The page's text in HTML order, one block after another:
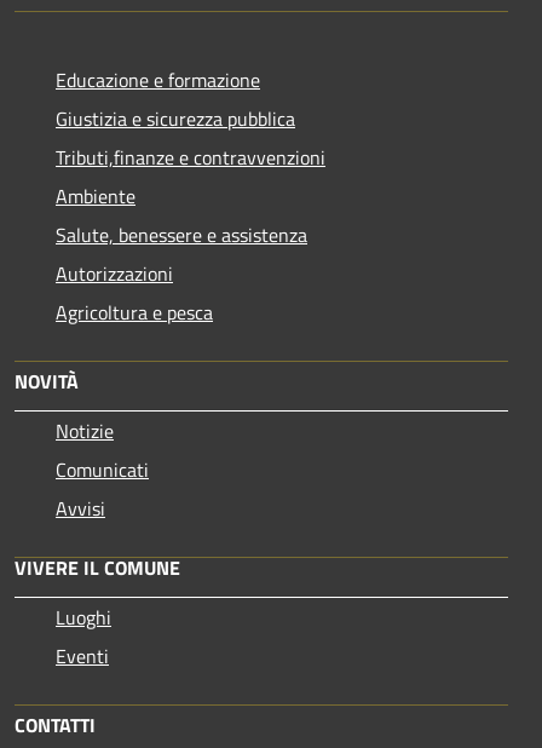
Educazione e formazione
Giustizia e sicurezza pubblica
Tributi,finanze e contravvenzioni
Ambiente
Salute, benessere e assistenza
Autorizzazioni
Agricoltura e pesca
NOVITÀ
Notizie
Comunicati
Avvisi
VIVERE IL COMUNE
Luoghi
Eventi
CONTATTI